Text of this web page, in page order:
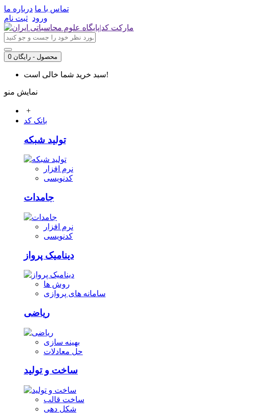
تماس با ما درباره ما
ورود ثبت نام
0 محصول - رایگان
سبد خرید شما خالی است!
نمایش منو
+
بانک کد
تولید شبکه
نرم افزار
کدنویسی
جامدات
نرم افزار
کدنویسی
دینامیک پرواز
روش ها
سامانه های پروازی
ریاضی
بهینه سازی
حل معادلات
ساخت و تولید
ساخت قالب
شکل دهی